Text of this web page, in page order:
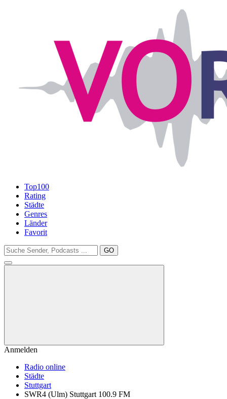
Top100
Rating
Städte
Genres
Länder
Favorit
GO
Anmelden
Radio online
Städte
Stuttgart
SWR4 (Ulm) Stuttgart 100.9 FM